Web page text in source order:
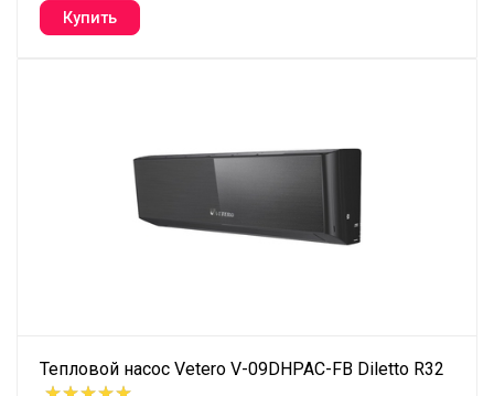
Тепловой насос Vetero V-09DHPAC-FB Diletto R32